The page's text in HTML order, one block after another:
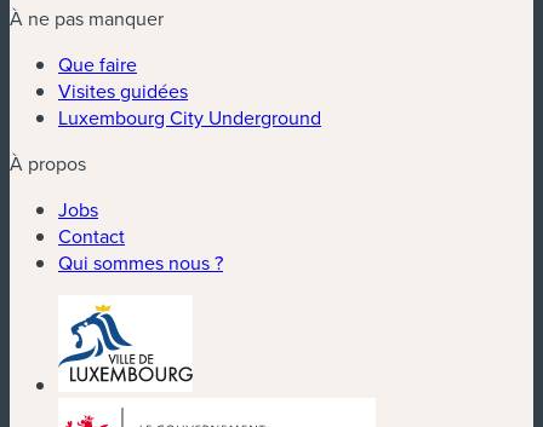
À ne pas manquer
Que faire
Visites guidées
Luxembourg City Underground
À propos
Jobs
Contact
Qui sommes nous ?